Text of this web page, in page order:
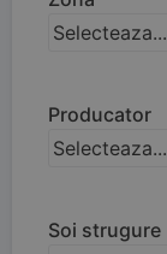
Selecteaza...
Producator
Selecteaza...
Soi strugure